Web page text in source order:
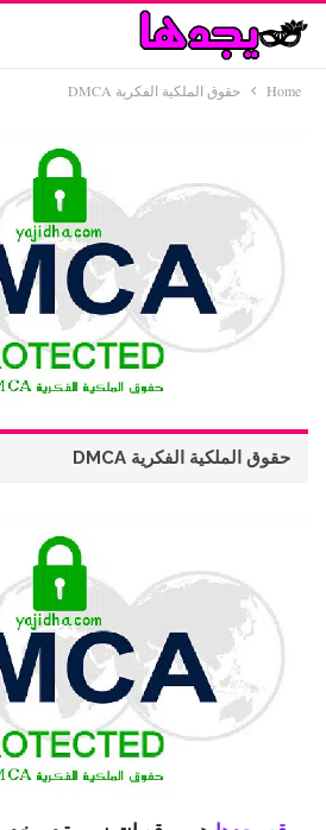
Home حقوق الملكية الفكرية DMCA
حقوق الملكية الفكرية DMCA